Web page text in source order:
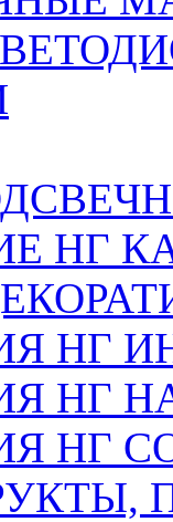
НГ
НГ
НГ
НГ